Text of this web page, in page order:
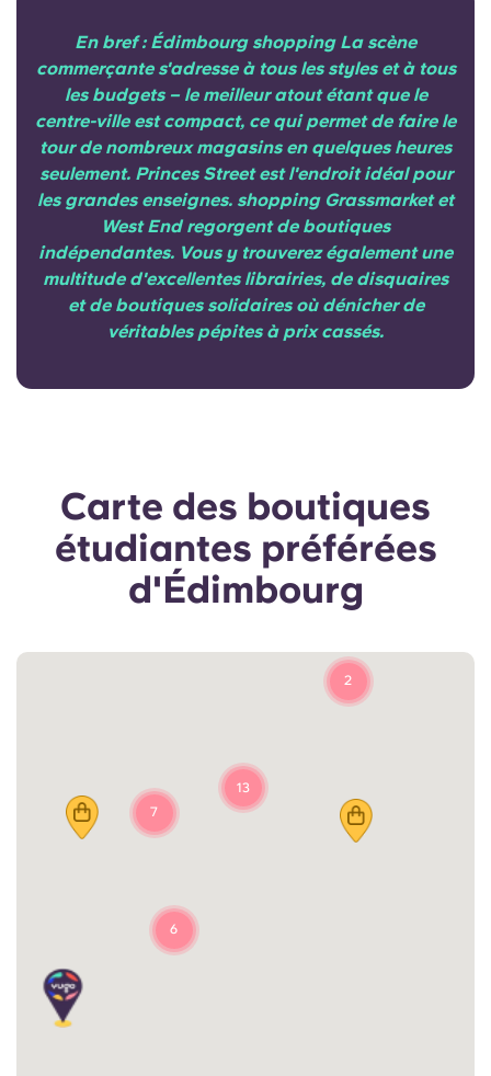
En bref : Édimbourg shopping La scène
commerçante s'adresse à tous les styles et à tous
les budgets – le meilleur atout étant que le
centre-ville est compact, ce qui permet de faire le
tour de nombreux magasins en quelques heures
seulement. Princes Street est l'endroit idéal pour
les grandes enseignes. shopping Grassmarket et
West End regorgent de boutiques
indépendantes. Vous y trouverez également une
multitude d'excellentes librairies, de disquaires
et de boutiques solidaires où dénicher de
véritables pépites à prix cassés.
Carte des boutiques
étudiantes préférées
d'Édimbourg
7
13
6
2